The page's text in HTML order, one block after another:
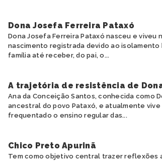
Dona Josefa Ferreira Pataxó
Dona Josefa Ferreira Pataxó nasceu e viveu
nascimento registrada devido ao
família até receber, do pai, o...
A trajetória de resistência de
Ana da Conceição Santos, conhecida como
ancestral do povo Pataxó, e atualmente vive
frequentado o ensino regular das...
Chico Preto Apurinã
Tem como objetivo central trazer reflexões